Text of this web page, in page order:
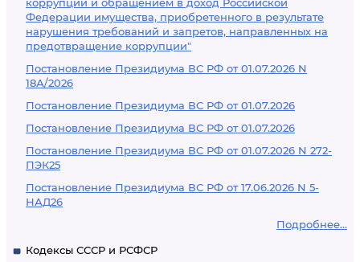
Федерации имущества, приобретенного в результате
нарушения требований и запретов, направленных на
предотвращение коррупции"
Постановление Президиума ВС РФ от 01.07.2026 N
18А/2026
Постановление Президиума ВС РФ от 01.07.2026
Постановление Президиума ВС РФ от 01.07.2026
Постановление Президиума ВС РФ от 01.07.2026 N 272-
ПЭК25
Постановление Президиума ВС РФ от 17.06.2026 N 5-
НАД26
Подробнее...
Кодексы СССР и РСФСР